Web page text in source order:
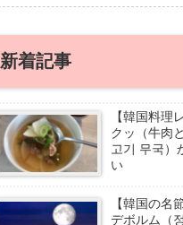
新着記事
【韓国料理
クッ（牛肉
고기 무국）
い
【韓国の名
デボルム（